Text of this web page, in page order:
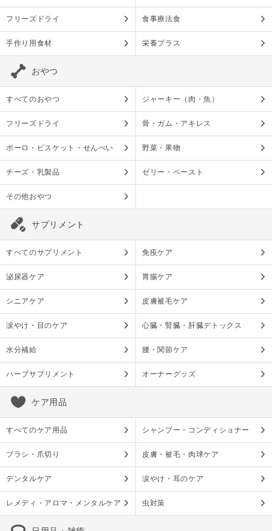
フリーズドライ 食事療法食
手作り用食材 栄養プラス
おやつ
すべてのおやつ ジャーキー（肉・魚）
フリーズドライ 骨・ガム・アキレス
ボーロ・ビスケット・せんべい 野菜・果物
チーズ・乳製品 ゼリー・ペースト
その他おやつ
サプリメント
すべてのサプリメント 免疫ケア
泌尿器ケア 胃腸ケア
シニアケア 皮膚被毛ケア
涙やけ・目のケア 心臓・腎臓・肝臓デトックス
水分補給 腰・関節ケア
ハーブサプリメント オーナーグッズ
ケア用品
すべてのケア用品 シャンプー・コンディショナー
ブラシ・爪切り 皮膚・被毛・肉球ケア
デンタルケア 涙やけ・耳のケア
レメディ・アロマ・メンタルケア 虫対策